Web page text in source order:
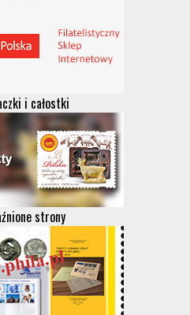
i całostki
strony